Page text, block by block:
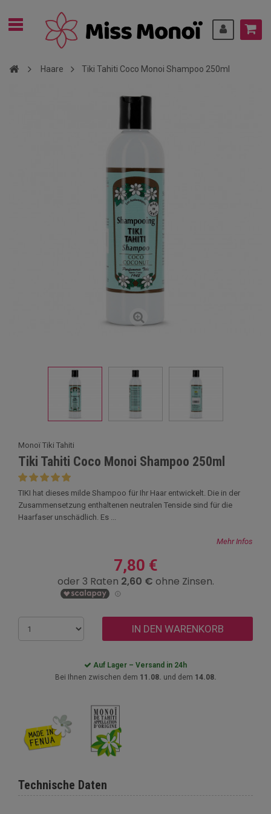
Haare Tiki Tahiti Coco Monoi Shampoo 250ml
Monoï Tiki Tahiti
Tiki Tahiti Coco Monoi Shampoo 250ml
TIKI hat dieses milde Shampoo für Ihr Haar entwickelt. Die in der
Zusammensetzung enthaltenen neutralen Tenside sind für die
Haarfaser unschädlich. Es ...
Mehr Infos
7,80 €
IN DEN WARENKORB
Auf Lager – Versand in 24h
Bei Ihnen zwischen dem 11.08. und dem 14.08.
Technische Daten